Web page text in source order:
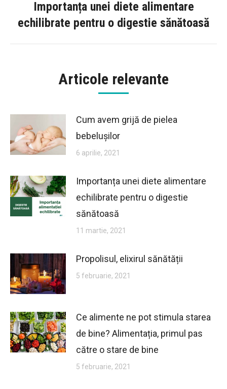
post:
Importanța unei diete alimentare
echilibrate pentru o digestie sănătoasă
Articole relevante
Cum avem grijă de pielea
bebelușilor
6 aprilie, 2021
Importanța unei diete alimentare
echilibrate pentru o digestie
sănătoasă
11 martie, 2021
Propolisul, elixirul sănătății
5 februarie, 2021
Ce alimente ne pot stimula starea
de bine? Alimentația, primul pas
către o stare de bine
5 februarie, 2021